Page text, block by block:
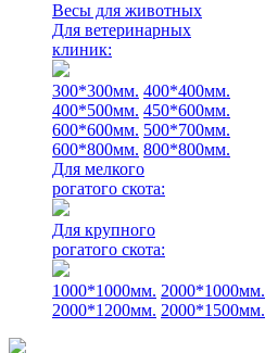
Весы для животных
Для ветеринарных
клиник:
300*300мм. 400*400мм.
400*500мм. 450*600мм.
600*600мм. 500*700мм.
600*800мм. 800*800мм.
Для мелкого
рогатого скота:
Для крупного
рогатого скота:
1000*1000мм. 2000*1000мм.
2000*1200мм. 2000*1500мм.